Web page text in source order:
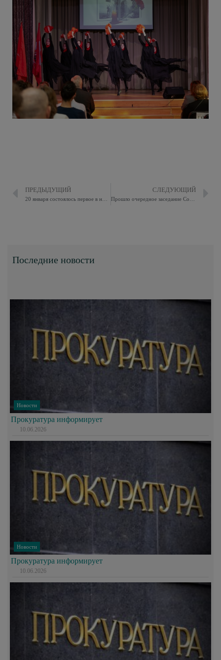
ПРЕДЫДУЩИЙ СЛЕДУЮЩИЙ
Последние новости
Новости
Прокуратура информирует
10.06.2026
Новости
Прокуратура информирует
10.06.2026